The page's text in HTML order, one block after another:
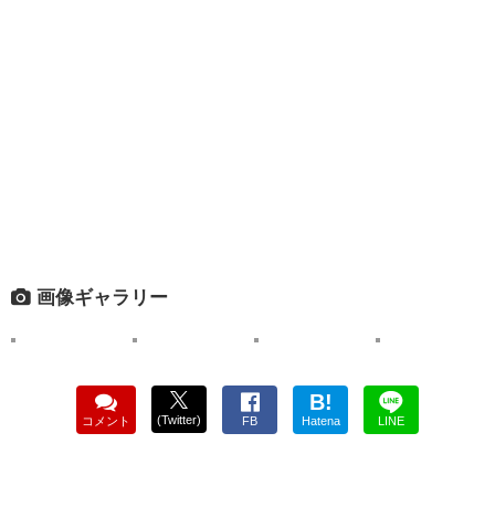
画像ギャラリー
コメント (Twitter) FB
B!
Hatena LINE